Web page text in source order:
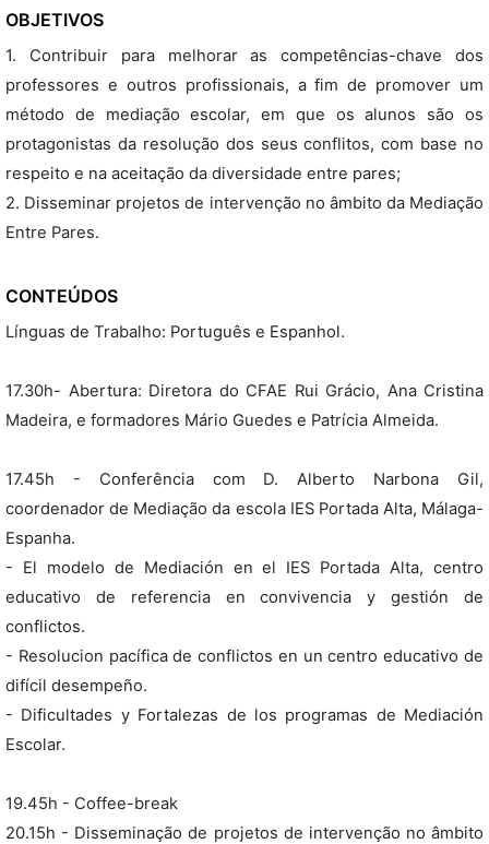
OBJETIVOS
1. Contribuir para melhorar as competências-chave dos
professores e outros profissionais, a fim de promover um
método de mediação escolar, em que os alunos são os
protagonistas da resolução dos seus conflitos, com base no
respeito e na aceitação da diversidade entre pares;
2. Disseminar projetos de intervenção no âmbito da Mediação
Entre Pares.
CONTEÚDOS
Línguas de Trabalho: Português e Espanhol.
17.30h- Abertura: Diretora do CFAE Rui Grácio, Ana Cristina
Madeira, e formadores Mário Guedes e Patrícia Almeida.
17.45h - Conferência com D. Alberto Narbona Gil,
coordenador de Mediação da escola IES Portada Alta, Málaga-
Espanha.
- El modelo de Mediación en el IES Portada Alta, centro
educativo de referencia en convivencia y gestión de
conflictos.
- Resolucion pacífica de conflictos en un centro educativo de
difícil desempeño.
- Dificultades y Fortalezas de los programas de Mediación
Escolar.
19.45h - Coffee-break
20.15h - Disseminação de projetos de intervenção no âmbito